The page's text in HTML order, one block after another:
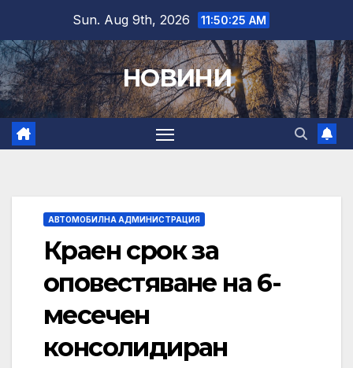
content
Sun. Aug 9th, 2026 11:50:26 AM
НОВИНИ
АВТОМОБИЛНА АДМИНИСТРАЦИЯ
Краен срок за
оповестяване на 6-
месечен
консолидиран